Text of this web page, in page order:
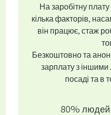
На заробітну
кілька факторів,
він працює, стаж
Безкоштовно та
зарплату з іншими
посаді та в
80% людей